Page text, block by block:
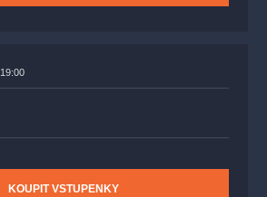
19:00
KOUPIT VSTUPENKY